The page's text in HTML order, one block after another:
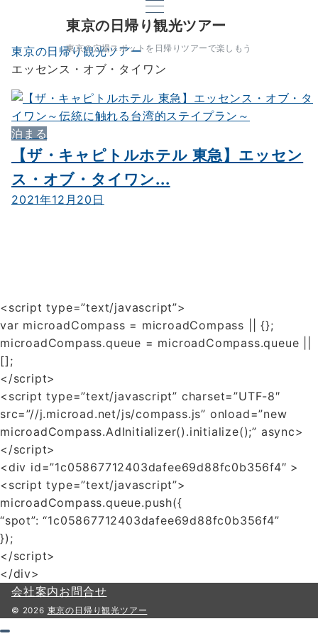
東京の日帰り観光ツアー
東京の穴場スポットを日帰りツアーで楽しもう
東京の日帰り観光ツアー
エッセンス・オブ・タイワン
泊まる
【ザ・キャピトルホテル 東急】エッセン
ス・オブ・タイワン...
2021年12月20日
<script type=”text/javascript”>
var microadCompass = microadCompass || {};
microadCompass.queue = microadCompass.queue ||
[];
</script>
<script type=”text/javascript” charset=”UTF-8″
src=”//j.microad.net/js/compass.js” onload=”new
microadCompass.AdInitializer().initialize();” async>
</script>
<div id=”1c05867712403dafee69d88fc0b356f4″ >
<script type=”text/javascript”>
microadCompass.queue.push({
“spot”: “1c05867712403dafee69d88fc0b356f4”
});
</script>
</div>
会社案内お問合せ
© 2026 東京の日帰り観光ツアー